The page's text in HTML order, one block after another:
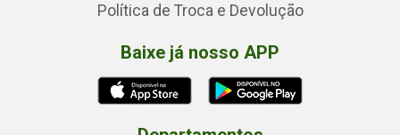
Política de Troca e Devolução
Baixe já nosso APP